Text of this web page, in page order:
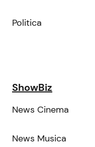
Politica
ShowBiz
News Cinema
News Musica